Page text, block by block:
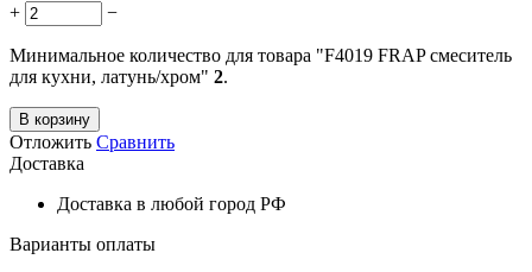
+ −
Минимальное количество для товара "F4019 FRAP смеситель
для кухни, латунь/хром" 2.
В корзину
Отложить Сравнить
Доставка
Доставка в любой город РФ
Варианты оплаты